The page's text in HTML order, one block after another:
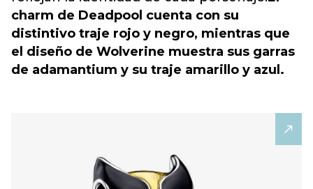
charm de Deadpool cuenta con su
distintivo traje rojo y negro, mientras que
el diseño de Wolverine muestra sus garras
de adamantium y su traje amarillo y azul.